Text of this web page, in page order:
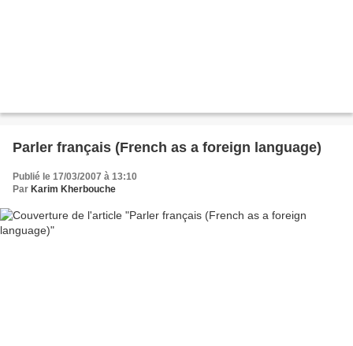
Parler français (French as a foreign language)
Publié le 17/03/2007 à 13:10
Par Karim Kherbouche